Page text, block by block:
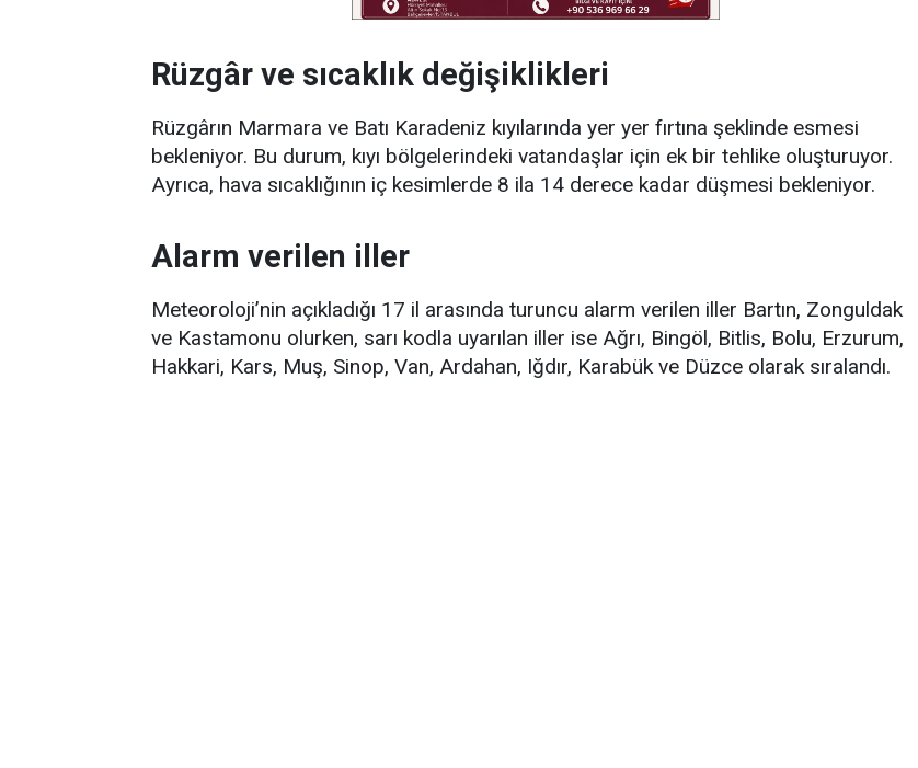
Rüzgâr ve sıcaklık değişiklikleri
Rüzgârın Marmara ve Batı Karadeniz kıyılarında yer yer fırtına şeklinde esmesi
bekleniyor. Bu durum, kıyı bölgelerindeki vatandaşlar için ek bir tehlike oluşturuyor.
Ayrıca, hava sıcaklığının iç kesimlerde 8 ila 14 derece kadar düşmesi bekleniyor.
Alarm verilen iller
Meteoroloji’nin açıkladığı 17 il arasında turuncu alarm verilen iller Bartın, Zonguldak
ve Kastamonu olurken, sarı kodla uyarılan iller ise Ağrı, Bingöl, Bitlis, Bolu, Erzurum,
Hakkari, Kars, Muş, Sinop, Van, Ardahan, Iğdır, Karabük ve Düzce olarak sıralandı.